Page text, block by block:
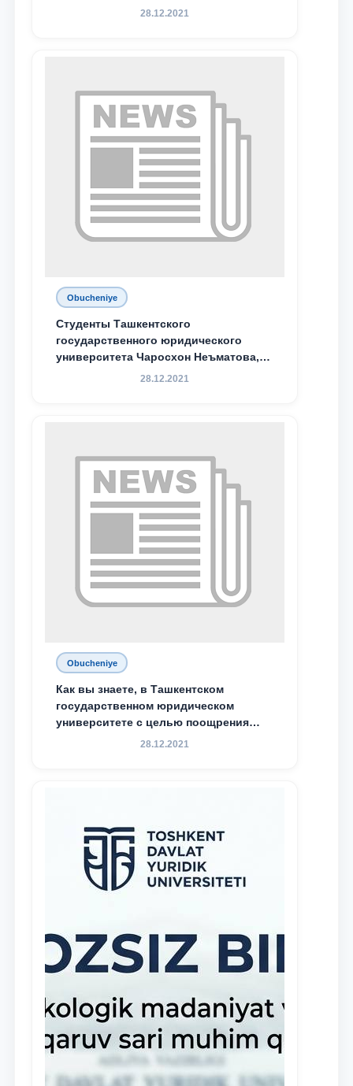
Родине и воспитанию молодого
28.12.2021
Obucheniye
Студенты Ташкентского
государственного юридического
университета Чаросхон Неъматова,
Севдо Хакимходжаева, Анбарой
специальной стипендии имени
Хадичи Сулеймановой.
28.12.2021
Obucheniye
Как вы знаете, в Ташкентском
государственном юридическом
университете с целью поощрения
талантливых, активных и
28.12.2021